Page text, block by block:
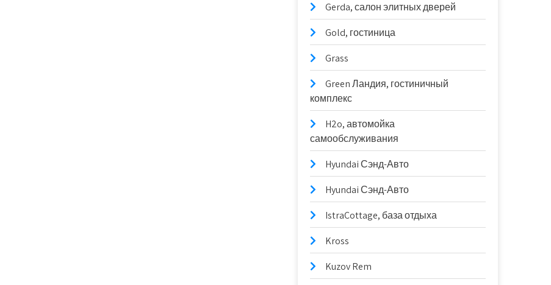
Gerda, салон элитных дверей
Gold, гостиница
Grass
Green Ландия, гостиничный
комплекс
H2o, автомойка
самообслуживания
Hyundai Сэнд-Авто
Hyundai Сэнд-Авто
IstraCottage, база отдыха
Kross
Kuzov Rem